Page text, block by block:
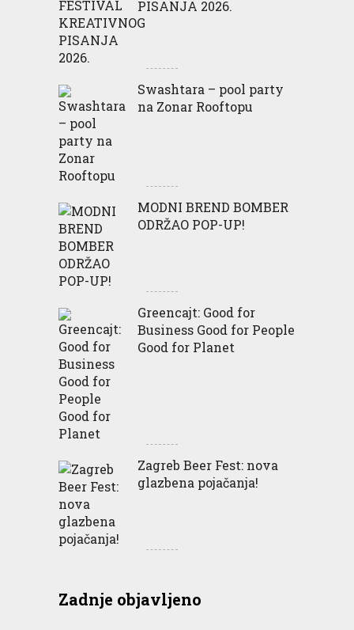
PISANJA 2026.
Swashtara – pool party
na Zonar Rooftopu
MODNI BREND BOMBER
ODRŽAO POP-UP!
Greencajt: Good for
Business Good for People
Good for Planet
Zagreb Beer Fest: nova
glazbena pojačanja!
Zadnje objavljeno